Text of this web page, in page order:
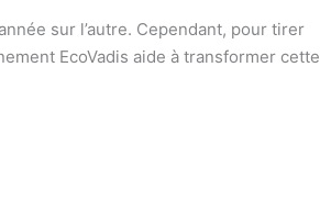
sur l’autre. Cependant, pour tirer
EcoVadis aide à transformer cette